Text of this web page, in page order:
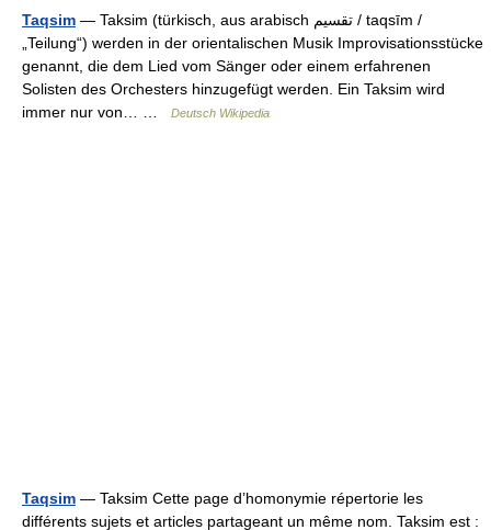
Taqsim — Taksim (türkisch, aus arabisch ‏تقسيم‎ / taqsīm /
„Teilung“) werden in der orientalischen Musik Improvisationsstücke
genannt, die dem Lied vom Sänger oder einem erfahrenen
Solisten des Orchesters hinzugefügt werden. Ein Taksim wird
immer nur von… …
Deutsch Wikipedia
Taqsim — Taksim Cette page d’homonymie répertorie les
différents sujets et articles partageant un même nom. Taksim est :